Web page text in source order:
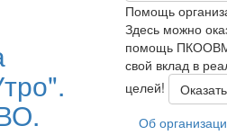
Помощь
Здесь можно
помощь
свой вклад в
целей!
Об